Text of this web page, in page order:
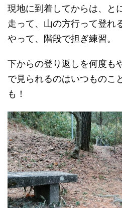
現地に到着してからは、と
走って、山の方行って登れ
やって、階段で担ぎ練習。
下からの登り返しを何度も
で見られるのはいつものこ
も！